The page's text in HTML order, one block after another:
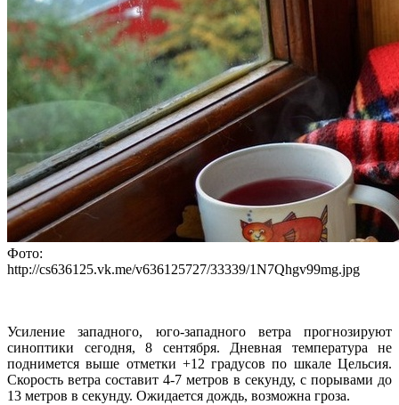
Фото:
http://cs636125.vk.me/v636125727/33339/1N7Qhgv99mg.jpg
Усиление западного, юго-западного ветра прогнозируют
синоптики сегодня, 8 сентября. Дневная температура не
поднимется выше отметки +12 градусов по шкале Цельсия.
Скорость ветра составит 4-7 метров в секунду, с порывами до
13 метров в секунду. Ожидается дождь, возможна гроза.